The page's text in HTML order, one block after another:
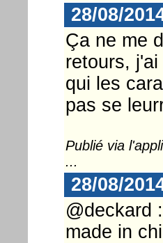
28/08/
Ça ne me
retours,
qui les
pas se
Publié via
...
28/08/
@deckard
made in